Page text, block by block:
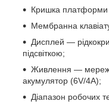
Кришка платформи
Мембранна
Дисплей —
підсвіткою;
Живлення —
акумулятор (6V/4A);
Діапазон робочих